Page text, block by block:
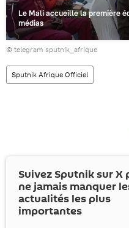
Le Mali accueille la première
médias
© telegram sputnik_afrique
Sputnik Afrique Officiel
Suivez Sputnik surX
ne jamais manquer
actualités les plus
importantes